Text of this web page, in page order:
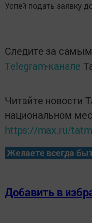
Успей подать заявку
Следите за
Telegram-канале
Читайте новости
национальном
https://max.ru/
Желаете всегда
Добавить в